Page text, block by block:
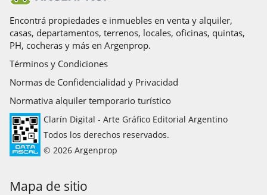
Encontrá propiedades e inmuebles en venta y alquiler,
casas, departamentos, terrenos, locales, oficinas, quintas,
PH, cocheras y más en Argenprop.
Términos y Condiciones
Normas de Confidencialidad y Privacidad
Normativa alquiler temporario turístico
Clarín Digital - Arte Gráfico Editorial Argentino
Todos los derechos reservados.
© 2026 Argenprop
Mapa de sitio